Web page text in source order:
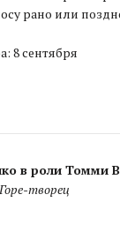
рано или
8 сентября
в роли Томми
творец